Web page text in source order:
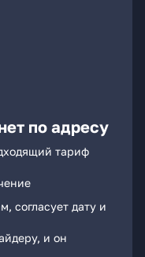
по адресу
тариф
согласует дату и
и он